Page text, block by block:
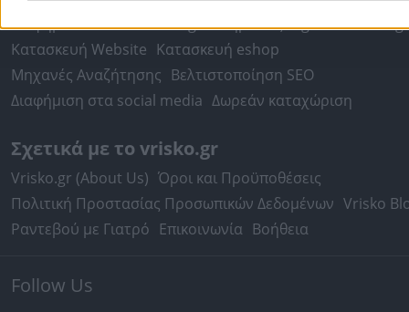
Διαφημιστείτε στο Vrisko.gr Υπηρεσίες Digital Marketing
Κατασκευή Website Κατασκευή eshop
Μηχανές Αναζήτησης Βελτιστοποίηση SEO
Διαφήμιση στα social media Δωρεάν καταχώριση
Σχετικά με το vrisko.gr
Vrisko.gr (About Us) Όροι και Προϋποθέσεις
Πολιτική Προστασίας Προσωπικών Δεδομένων Vrisko
Ραντεβού με Γιατρό Επικοινωνία Βοήθεια
Follow Us